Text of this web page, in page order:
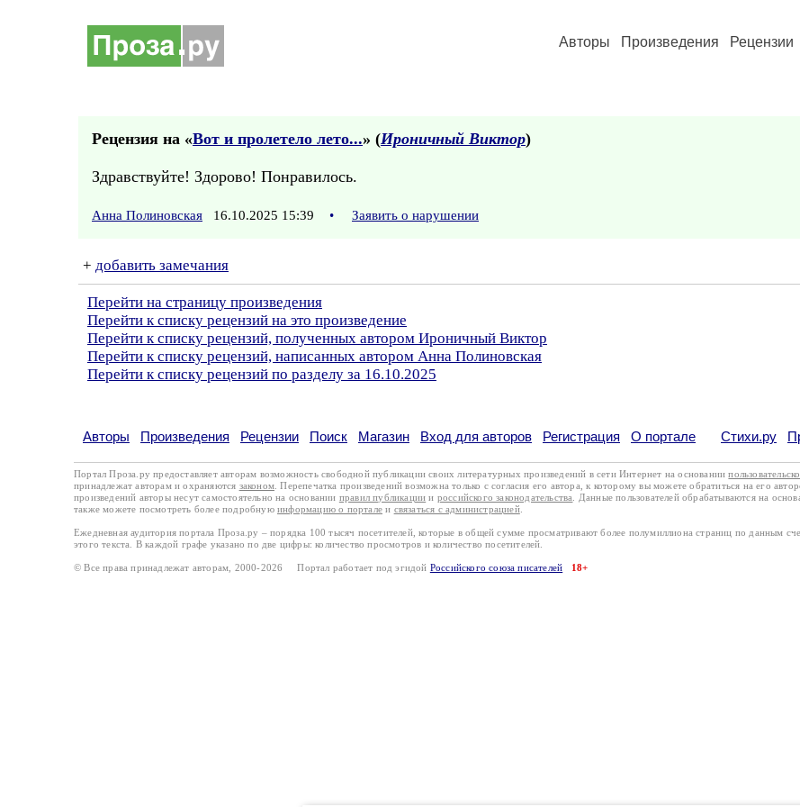
Авторы Произведения Рецензии
Рецензия на «Вот и пролетело лето...» (Ироничный Виктор)
Здравствуйте! Здорово! Понравилось.
Анна Полиновская 16.10.2025 15:39 • Заявить о нарушении
+ добавить замечания
Перейти на страницу произведения
Перейти к списку рецензий на это произведение
Перейти к списку рецензий, полученных автором Ироничный Виктор
Перейти к списку рецензий, написанных автором Анна Полиновская
Перейти к списку рецензий по разделу за 16.10.2025
Авторы Произведения Рецензии Поиск Магазин Вход для авторов Регистрация О портале Стихи.ру
Портал Проза.ру предоставляет авторам возможность свободной публикации своих литературных произведений в сети Интернет на основании
принадлежат авторам и охраняются законом . Перепечатка произведений возможна только с согласия его автора, к которому вы можете обратиться на его
произведений авторы несут самостоятельно на основании правил публикации и российского законодательства . Данные пользователей обрабатываются на
также можете посмотреть более подробную информацию о портале и связаться с администрацией.
Ежедневная аудитория портала Проза.ру – порядка 100 тысяч посетителей, которые в общей сумме просматривают более полумиллиона страниц по данным
этого текста. В каждой графе указано по две цифры: количество просмотров и количество посетителей.
© Все права принадлежат авторам, 2000-2026 Портал работает под эгидой Российского союза писателей 18+